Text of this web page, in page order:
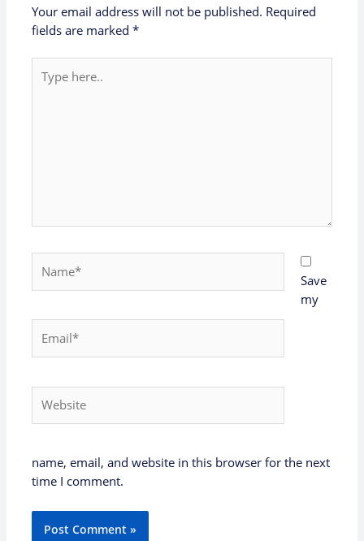
Your email address will not be published. Required
fields are marked*
here..
Save
my
name, email, and website in this browser for the next
time I comment.